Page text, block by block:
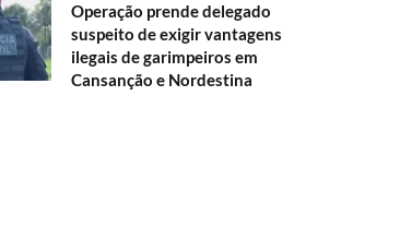
Operação prende delegado
suspeito de exigir vantagens
ilegais de garimpeiros em
Cansanção e Nordestina